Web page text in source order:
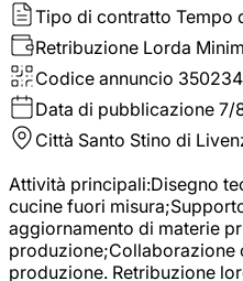
Tipo di contratto Tempo
Retribuzione Lorda
Codice annuncio 350234
Data di pubblicazione 7/
Città Santo Stino di
Attività principali:Disegno
cucine fuori
aggiornamento di materie
produzione;Collaborazione
produzione. Retribuzione